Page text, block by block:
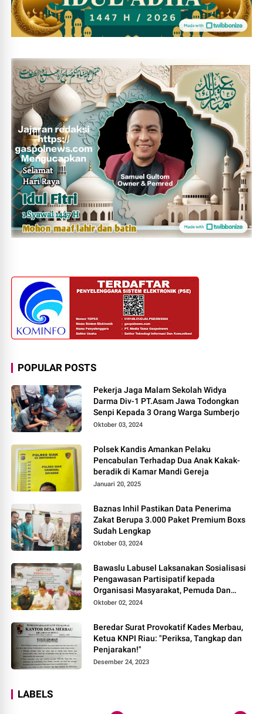
POPULAR POSTS
Pekerja Jaga Malam Sekolah Widya
Darma Div-1 PT.Asam Jawa Todongkan
Senpi Kepada 3 Orang Warga Sumberjo
Oktober 03, 2024
Polsek Kandis Amankan Pelaku
Pencabulan Terhadap Dua Anak Kakak-
beradik di Kamar Mandi Gereja
Januari 20, 2025
Baznas Inhil Pastikan Data Penerima
Zakat Berupa 3.000 Paket Premium Boxs
Sudah Lengkap
Oktober 03, 2024
Bawaslu Labusel Laksanakan Sosialisasi
Pengawasan Partisipatif kepada
Organisasi Masyarakat, Pemuda Dan
Agama Pada pilkada Serentak 2024
Oktober 02, 2024
Beredar Surat Provokatif Kades Merbau,
Ketua KNPI Riau: "Periksa, Tangkap dan
Penjarakan!"
Desember 24, 2023
LABELS